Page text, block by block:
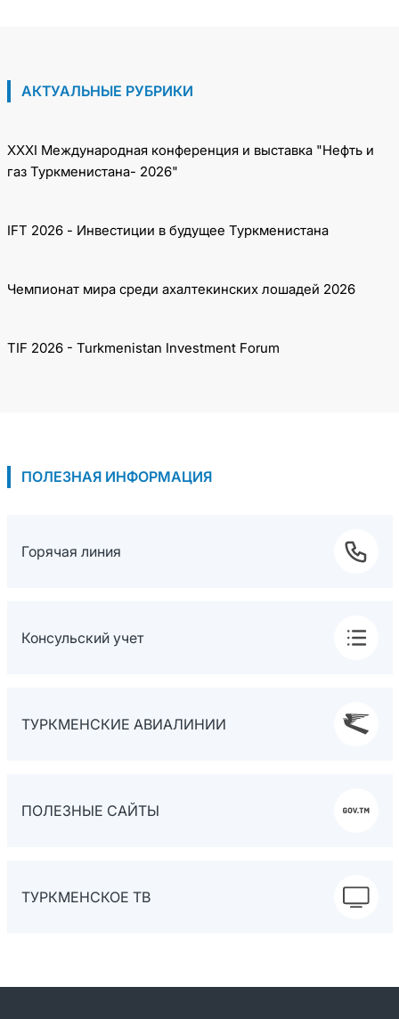
АКТУАЛЬНЫЕ РУБРИКИ
XXXI Международная конференция и выставка "Нефть и
газ Туркменистана- 2026"
IFT 2026 - Инвестиции в будущее Туркменистана
Чемпионат мира среди ахалтекинских лошадей 2026
TIF 2026 - Turkmenistan Investment Forum
ПОЛЕЗНАЯ ИНФОРМАЦИЯ
Горячая линия
Консульский учет
ТУРКМЕНСКИЕ АВИАЛИНИИ
ПОЛЕЗНЫЕ САЙТЫ
ТУРКМЕНСКОЕ ТВ